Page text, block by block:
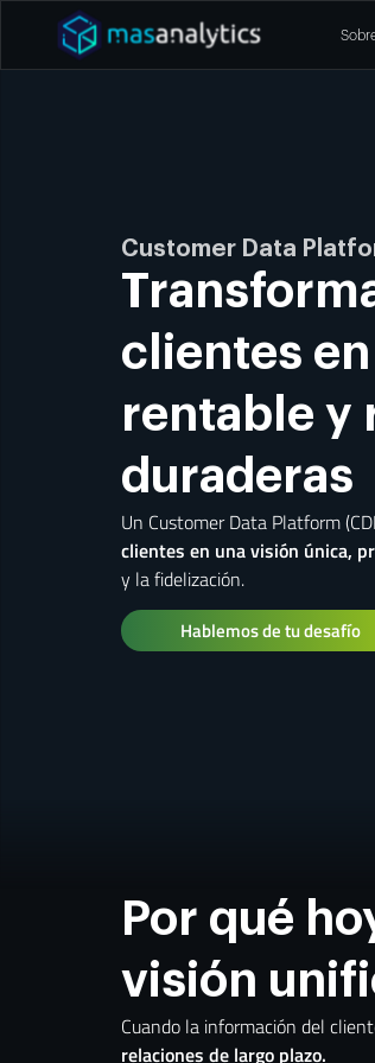
Customer Data
clientes
rentable y
duraderas
Un Customer Data Platform
clientes en una visión única,
y la fidelización.
Hablemos de tu desafío
Por qué
visión
Cuando la información del
relaciones de largo plazo.